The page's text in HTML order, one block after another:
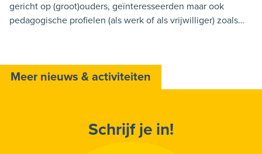
gericht op (groot)ouders, geïnteresseerden maar ook
pedagogische profielen (als werk of als vrijwilliger) zoals
Meer nieuws & activiteiten
Schrijf je in!